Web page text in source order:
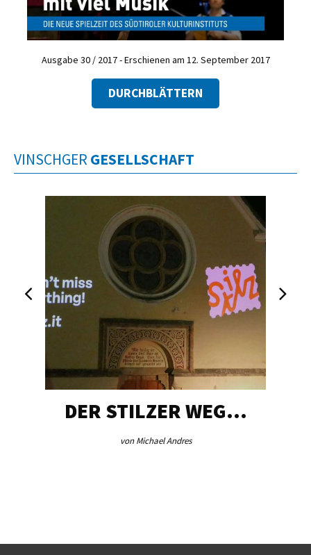
Ausgabe 30 / 2017 - Erschienen am 12. September 2017
DURCHBLÄTTERN
VINSCHGER GESELLSCHAFT
DER STILZER WEG…
von Michael Andres